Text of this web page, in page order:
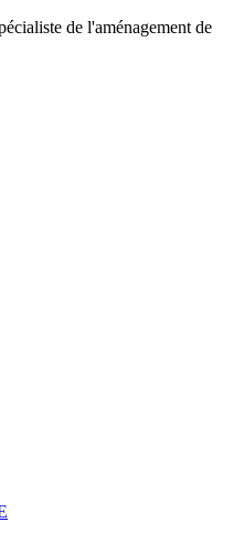
de l'aménagement de